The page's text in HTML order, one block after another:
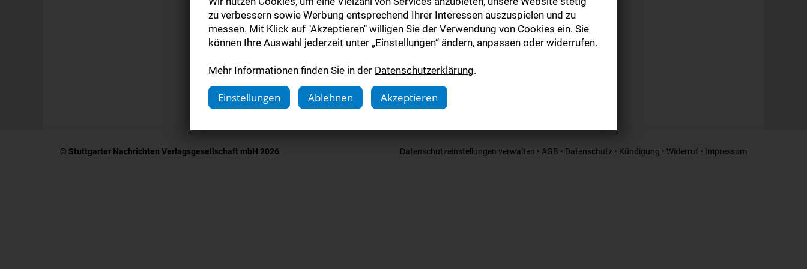
Digitale Zeitung »
© Stuttgarter Nachrichten Verlagsgesellschaft mbH 2026 Datenschutzeinstellungen verwalten • AGB • Datenschutz • Kündigung • Widerruf • Impressum
zu verbessern sowie Werbung entsprechend Ihrer Interessen auszuspielen und zu
messen. Mit Klick auf "Akzeptieren" willigen Sie der Verwendung von Cookies ein. Sie
können Ihre Auswahl jederzeit unter „Einstellungen“ ändern, anpassen oder widerrufen.
Mehr Informationen finden Sie in der Datenschutzerklärung.
Einstellungen
Ablehnen Akzeptieren